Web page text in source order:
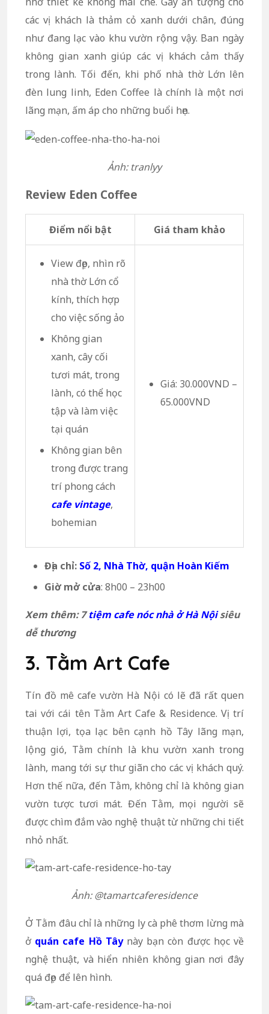
các vị khách là thảm cỏ xanh dưới chân, đúng
như đang lạc vào khu vườn rộng vậy. Ban ngày
không gian xanh giúp các vị khách cảm thấy
trong lành. Tối đến, khi phố nhà thờ Lớn lên
đèn lung linh, Eden Coffee là chính là một nơi
lãng mạn, ấm áp cho những buổi hẹn.
Ảnh: tranlyy
Review Eden Coffee
Điểm nổi bật Giá tham khảo
View đẹp, nhìn rõ
nhà thờ Lớn cổ
kính, thích hợp
cho việc sống ảo
Không gian
xanh, cây cối
tươi mát, trong
lành, có thể học
tập và làm việc
tại quán
Không gian bên
trong được trang
trí phong cách
cafe vintage,
bohemian
Giá: 30.000VND –
65.000VND
Địa chỉ: Số 2, Nhà Thờ, quận Hoàn Kiếm
Giờ mở cửa: 8h00 – 23h00
Xem thêm: 7tiệm cafe nóc nhà ở Hà Nộisiêu
dễ thương
3. Tằm Art Cafe
Tín đồ mê cafe vườn Hà Nội có lẽ đã rất quen
tai với cái tên Tằm Art Cafe & Residence. Vị trí
thuận lợi, tọa lạc bên cạnh hồ Tây lãng mạn,
lộng gió, Tằm chính là khu vườn xanh trong
lành, mang tới sự thư giãn cho các vị khách quý.
Hơn thế nữa, đến Tằm, không chỉ là không gian
vườn tược tươi mát. Đến Tằm, mọi người sẽ
được chìm đắm vào nghệ thuật từ những chi tiết
nhỏ nhất.
Ảnh: @tamartcaferesidence
Ở Tằm đâu chỉ là những ly cà phê thơm lừng mà
ở quán cafe Hồ Tâynày bạn còn được học về
nghệ thuật, và hiển nhiên không gian nơi đây
quá đẹp để lên hình.